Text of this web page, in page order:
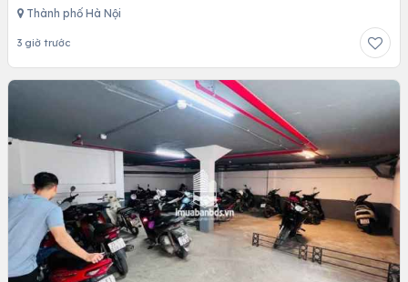
Thành phố Hà Nội
3 giờ trước